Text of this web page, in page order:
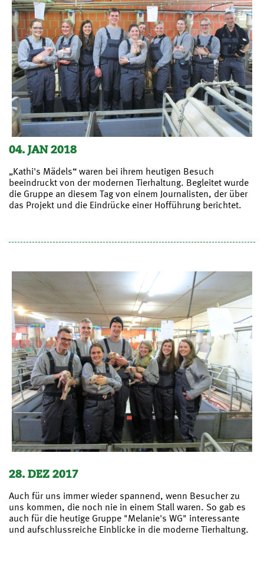
04. JAN 2018
„Kathi's Mädels“ waren bei ihrem heutigen Besuch
beeindruckt von der modernen Tierhaltung. Begleitet wurde
die Gruppe an diesem Tag von einem Journalisten, der über
das Projekt und die Eindrücke einer Hofführung berichtet.
28. DEZ 2017
Auch für uns immer wieder spannend, wenn Besucher zu
uns kommen, die noch nie in einem Stall waren. So gab es
auch für die heutige Gruppe "Melanie's WG" interessante
und aufschlussreiche Einblicke in die moderne Tierhaltung.